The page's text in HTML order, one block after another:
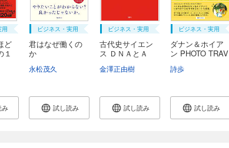
用
ど
１
み
ビジネス・実用
君はなぜ働くの
か
永松茂久
試し読み
ビジネス・実用
古代史サイエン
ス ＤＮＡとＡ
金澤正由樹
試し読み
ビジネス・実用
ダナン＆ホイア
ン PHOTO TRAV
詩歩
試し読み